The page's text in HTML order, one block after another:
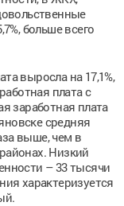
больше всего
выросла на 17,1%,
плата с
заработная плата
средняя
выше, чем в
Низкий
– 33 тысячи
характеризуется